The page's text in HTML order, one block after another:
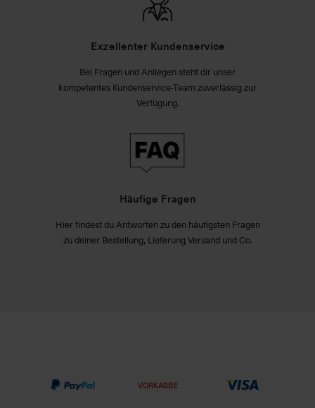
Exzellenter Kundenservice
Bei Fragen und Anliegen steht dir unser
kompetentes Kundenservice-Team zuverlässig zur
Verfügung.
Häufige Fragen
Hier findest du Antworten zu den häufigsten Fragen
zu deiner Bestellung, Lieferung Versand und Co.
VORKASSE